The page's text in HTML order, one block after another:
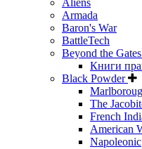
Aliens
Armada
Baron's War
BattleTech
Beyond the
Книги
Black Powder
The
French
American
Napoleonic